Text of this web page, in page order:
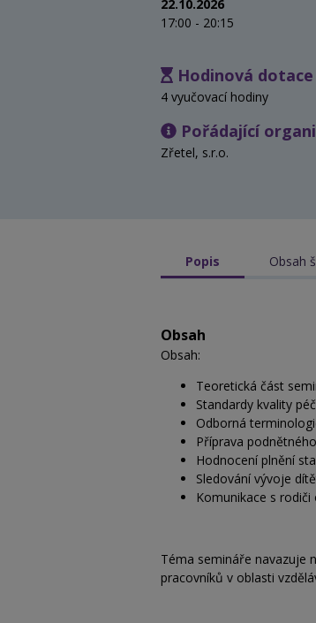
22.10.2026
17:00 - 20:15
Hodinová dotace
4 vyučovací hodiny
Pořádající
Zřetel, s.r.o.
Popis Obsah
Obsah
Obsah:
Teoretická část
Standardy kvality
Odborná
Příprava
Hodnocení plnění
Sledování vývoje
Komunikace s
Téma semináře navazuje
pracovníků v oblasti